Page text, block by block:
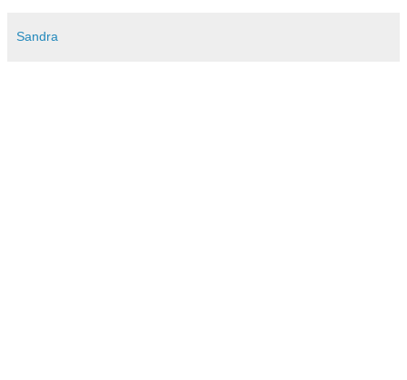
Sandra